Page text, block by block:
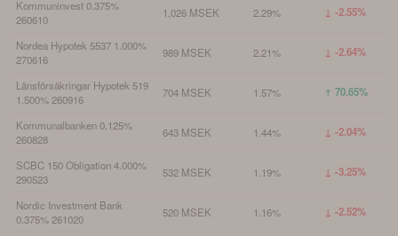
Kommuninvest 0.375%
260610
1,026 MSEK 2.29% ↓ -2.55%
Nordea Hypotek 5537 1.000%
270616
989 MSEK 2.21% ↓ -2.64%
Länsförsäkringar Hypotek 519
1.500% 260916
704 MSEK 1.57% ↑ 70.65%
Kommunalbanken 0.125%
260828
643 MSEK 1.44% ↓ -2.04%
SCBC 150 Obligation 4.000%
290523
532 MSEK 1.19% ↓ -3.25%
Nordic Investment Bank
0.375% 261020
520 MSEK 1.16% ↓ -2.52%